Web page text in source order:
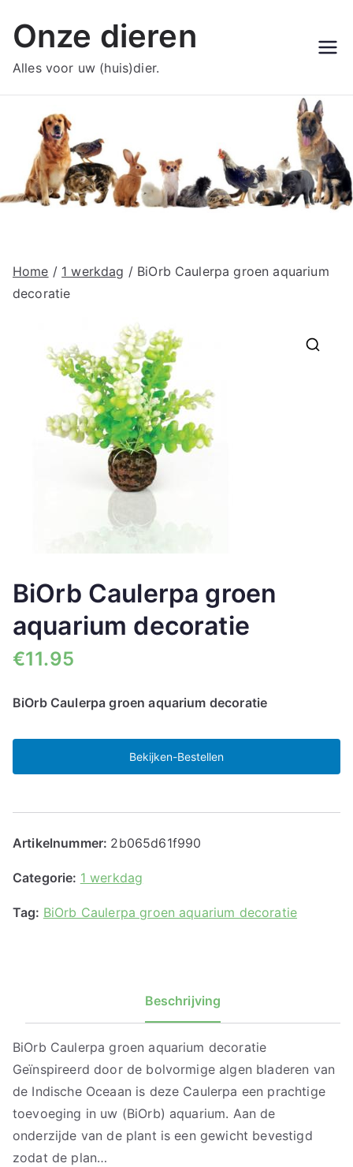
naar
inhoud
Onze dieren
Alles voor uw (huis)dier.
Home / 1 werkdag / BiOrb Caulerpa groen aquarium
decoratie
BiOrb Caulerpa groen
aquarium decoratie
€11.95
BiOrb Caulerpa groen aquarium decoratie
Bekijken-Bestellen
Artikelnummer: 2b065d61f990
Categorie: 1 werkdag
Tag: BiOrb Caulerpa groen aquarium decoratie
Beschrijving
BiOrb Caulerpa groen aquarium decoratie
Geïnspireerd door de bolvormige algen bladeren van
de Indische Oceaan is deze Caulerpa een prachtige
toevoeging in uw (BiOrb) aquarium. Aan de
onderzijde van de plant is een gewicht bevestigd
zodat de plan…